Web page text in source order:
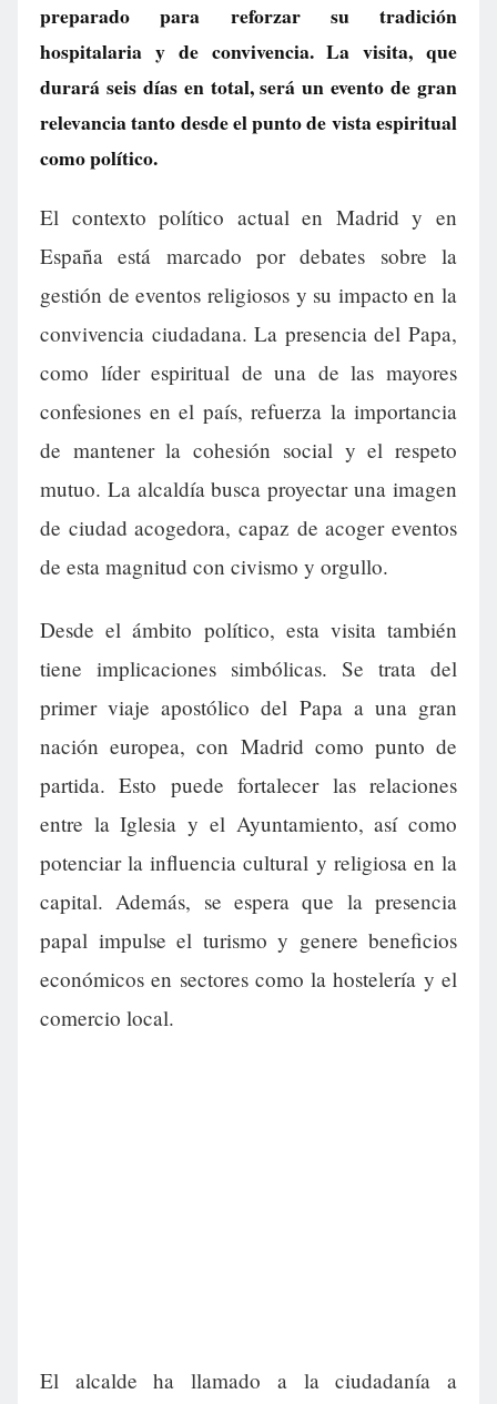
preparado para reforzar su tradición
hospitalaria y de convivencia. La visita, que
durará seis días en total, será un evento de gran
relevancia tanto desde el punto de vista espiritual
como político.
El contexto político actual en Madrid y en
España está marcado por debates sobre la
gestión de eventos religiosos y su impacto en la
convivencia ciudadana. La presencia del Papa,
como líder espiritual de una de las mayores
confesiones en el país, refuerza la importancia
de mantener la cohesión social y el respeto
mutuo. La alcaldía busca proyectar una imagen
de ciudad acogedora, capaz de acoger eventos
de esta magnitud con civismo y orgullo.
Desde el ámbito político, esta visita también
tiene implicaciones simbólicas. Se trata del
primer viaje apostólico del Papa a una gran
nación europea, con Madrid como punto de
partida. Esto puede fortalecer las relaciones
entre la Iglesia y el Ayuntamiento, así como
potenciar la influencia cultural y religiosa en la
capital. Además, se espera que la presencia
papal impulse el turismo y genere beneficios
económicos en sectores como la hostelería y el
comercio local.
El alcalde ha llamado a la ciudadanía a